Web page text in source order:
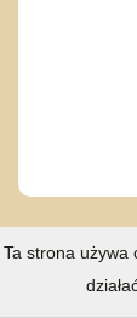
Ta strona używa